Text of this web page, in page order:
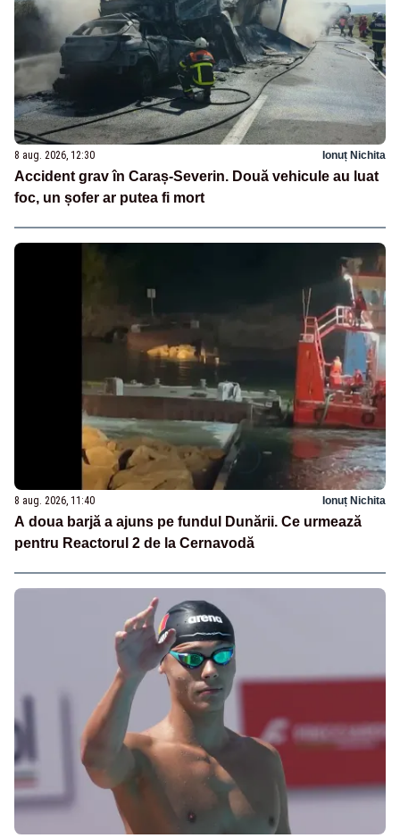
8 aug. 2026, 12:30 Ionuț Nichita
Accident grav în Caraș-Severin. Două vehicule au luat
foc, un șofer ar putea fi mort
8 aug. 2026, 11:40 Ionuț Nichita
A doua barjă a ajuns pe fundul Dunării. Ce urmează
pentru Reactorul 2 de la Cernavodă